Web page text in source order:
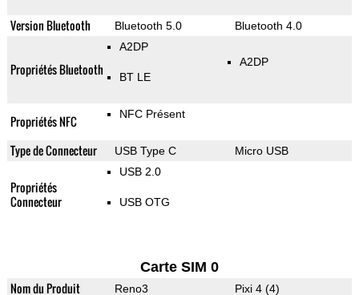
Version Bluetooth Bluetooth 5.0 Bluetooth 4.0
Propriétés Bluetooth
A2DP
BT LE
A2DP
Propriétés NFC NFC Présent
Type de Connecteur USB Type C Micro USB
Propriétés
Connecteur
USB 2.0
USB OTG
Carte SIM 0
Nom du Produit Reno3 Pixi 4 (4)